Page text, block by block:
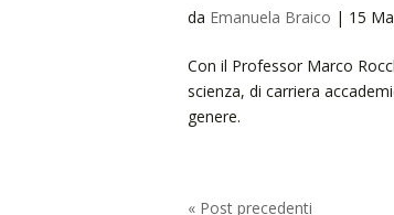
da Emanuela Braico | 15
Con il Professor Marco
scienza, di carriera
genere.
« Post precedenti